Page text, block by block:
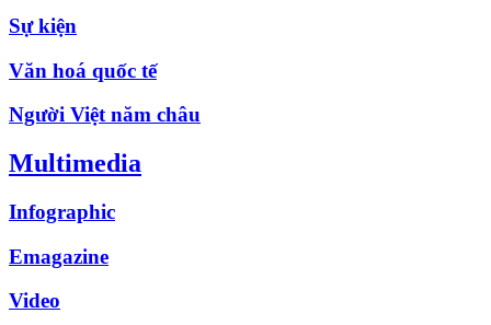
Sự kiện
Văn hoá quốc tế
Người Việt năm châu
Multimedia
Infographic
Emagazine
Video